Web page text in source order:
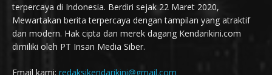
terpercaya di Indonesia. Berdiri sejak 22 Maret 2020,
Mewartakan berita terpercaya dengan tampilan yang atraktif
dan modern. Hak cipta dan merek dagang Kendarikini.com
dimiliki oleh PT Insan Media Siber.
Email kami: redaksikendarikini@gmail.com